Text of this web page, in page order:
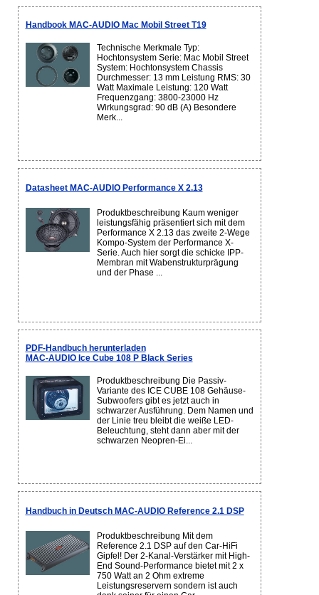
Handbook MAC-AUDIO Mac Mobil Street T19
Technische Merkmale Typ:
Hochtonsystem Serie: Mac Mobil Street
System: Hochtonsystem Chassis
Durchmesser: 13 mm Leistung RMS: 30
Watt Maximale Leistung: 120 Watt
Frequenzgang: 3800-23000 Hz
Wirkungsgrad: 90 dB (A) Besondere
Merk...
Datasheet MAC-AUDIO Performance X 2.13
Produktbeschreibung Kaum weniger
leistungsfähig präsentiert sich mit dem
Performance X 2.13 das zweite 2-Wege
Kompo-System der Performance X-
Serie. Auch hier sorgt die schicke IPP-
Membran mit Wabenstrukturprägung
und der Phase ...
PDF-Handbuch herunterladen
MAC-AUDIO Ice Cube 108 P Black Series
Produktbeschreibung Die Passiv-
Variante des ICE CUBE 108 Gehäuse-
Subwoofers gibt es jetzt auch in
schwarzer Ausführung. Dem Namen und
der Linie treu bleibt die weiße LED-
Beleuchtung, steht dann aber mit der
schwarzen Neopren-Ei...
Handbuch in Deutsch MAC-AUDIO Reference 2.1 DSP
Produktbeschreibung Mit dem
Reference 2.1 DSP auf den Car-HiFi
Gipfel! Der 2-Kanal-Verstärker mit High-
End Sound-Performance bietet mit 2 x
750 Watt an 2 Ohm extreme
Leistungsreservern sondern ist auch